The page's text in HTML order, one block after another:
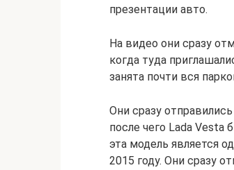
презентации авто.
На видео они сразу
когда туда
занята почти вся
Они сразу
после чего Lada Vesta
эта модель является
2015 году. Они сразу